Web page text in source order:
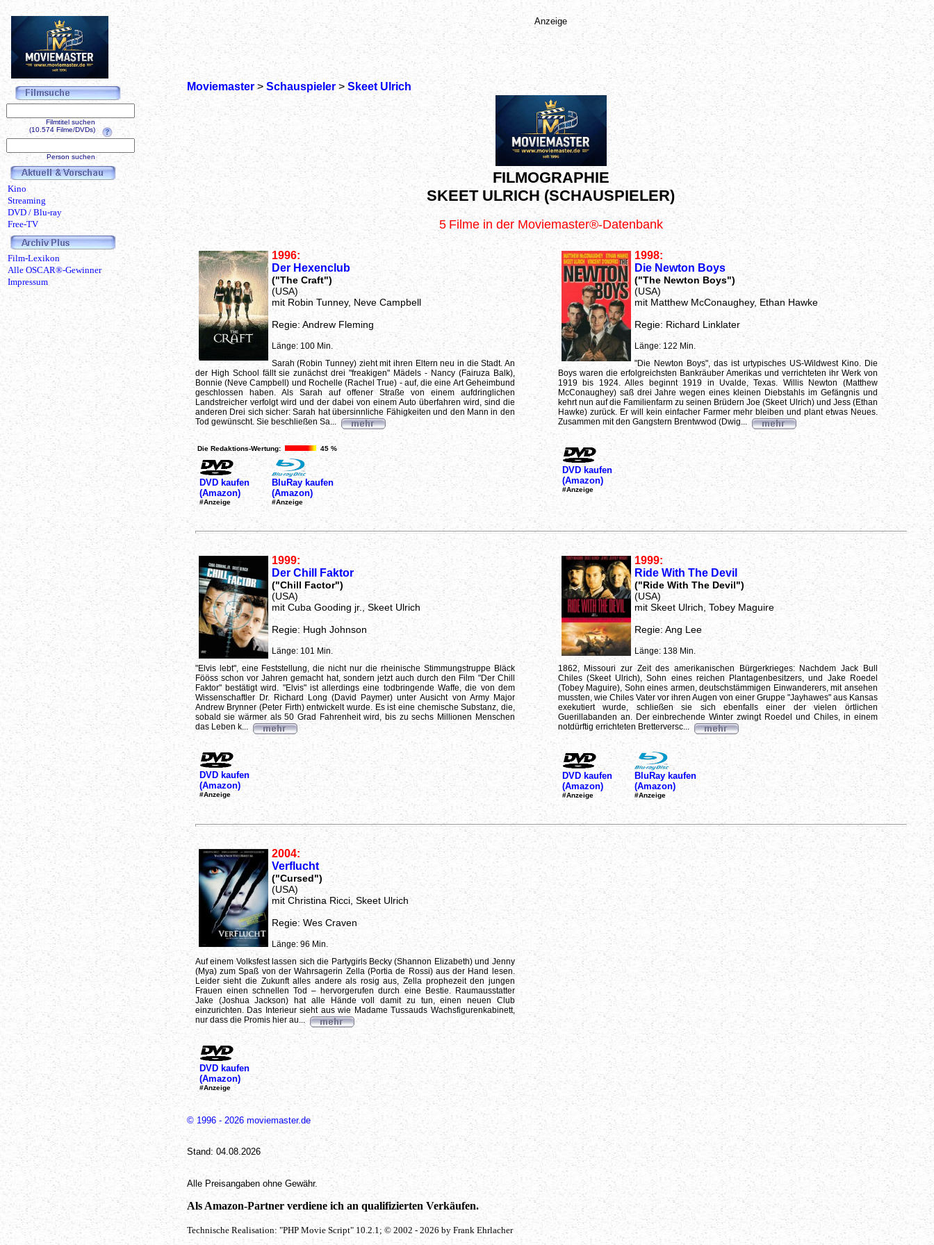
Moviemaster> Schauspieler> Skeet Ulrich
FILMOGRAPHIE
SKEET ULRICH (SCHAUSPIELER)
5 Filme in der Moviemaster®-Datenbank
1996:
Der Hexenclub
("The Craft")
(USA)
mit Robin Tunney, Neve Campbell
Regie: Andrew Fleming
Länge: 100 Min.
Sarah (Robin Tunney) zieht mit ihren Eltern neu in die Stadt. An
der High School fällt sie zunächst drei "freakigen" Mädels - Nancy (Fairuza Balk),
Bonnie (Neve Campbell) und Rochelle (Rachel True) - auf, die eine Art Geheimbund
geschlossen haben. Als Sarah auf offener Straße von einem aufdringlichen
Landstreicher verfolgt wird und der dabei von einem Auto überfahren wird, sind die
anderen Drei sich sicher: Sarah hat übersinnliche Fähigkeiten und den Mann in den
Tod gewünscht. Sie beschließen Sa...
Die Redaktions-Wertung: 45 %
DVD kaufen
(Amazon)
#Anzeige
BluRay kaufen
(Amazon)
#Anzeige
1998:
Die Newton Boys
("The Newton Boys")
(USA)
mit Matthew McConaughey, Ethan Hawke
Regie: Richard Linklater
Länge: 122 Min.
"Die Newton Boys", das ist urtypisches US-Wildwest Kino. Die
Boys waren die erfolgreichsten Bankräuber Amerikas und verrichteten ihr Werk von
1919 bis 1924. Alles beginnt 1919 in Uvalde, Texas. Willis Newton (Matthew
McConaughey) saß drei Jahre wegen eines kleinen Diebstahls im Gefängnis und
kehrt nun auf die Familienfarm zu seinen Brüdern Joe (Skeet Ulrich) und Jess (Ethan
Hawke) zurück. Er will kein einfacher Farmer mehr bleiben und plant etwas Neues.
Zusammen mit den Gangstern Brentwwod (Dwig...
DVD kaufen
(Amazon)
#Anzeige
1999:
Der Chill Faktor
("Chill Factor")
(USA)
mit Cuba Gooding jr., Skeet Ulrich
Regie: Hugh Johnson
Länge: 101 Min.
"Elvis lebt", eine Feststellung, die nicht nur die rheinische Stimmungstruppe Bläck
Fööss schon vor Jahren gemacht hat, sondern jetzt auch durch den Film "Der Chill
Faktor" bestätigt wird. "Elvis" ist allerdings eine todbringende Waffe, die von dem
Wissenschaftler Dr. Richard Long (David Paymer) unter Ausicht von Army Major
Andrew Brynner (Peter Firth) entwickelt wurde. Es ist eine chemische Substanz, die,
sobald sie wärmer als 50 Grad Fahrenheit wird, bis zu sechs Millionen Menschen
das Leben k...
DVD kaufen
(Amazon)
#Anzeige
1999:
Ride With The Devil
("Ride With The Devil")
(USA)
mit Skeet Ulrich, Tobey Maguire
Regie: Ang Lee
Länge: 138 Min.
1862, Missouri zur Zeit des amerikanischen Bürgerkrieges: Nachdem Jack Bull
Chiles (Skeet Ulrich), Sohn eines reichen Plantagenbesitzers, und Jake Roedel
(Tobey Maguire), Sohn eines armen, deutschstämmigen Einwanderers, mit ansehen
mussten, wie Chiles Vater vor ihren Augen von einer Gruppe "Jayhawes" aus Kansas
exekutiert wurde, schließen sie sich ebenfalls einer der vielen örtlichen
Guerillabanden an. Der einbrechende Winter zwingt Roedel und Chiles, in einem
notdürftig errichteten Bretterversc...
DVD kaufen
(Amazon)
#Anzeige
BluRay kaufen
(Amazon)
#Anzeige
2004:
Verflucht
("Cursed")
(USA)
mit Christina Ricci, Skeet Ulrich
Regie: Wes Craven
Länge: 96 Min.
Auf einem Volksfest lassen sich die Partygirls Becky (Shannon Elizabeth) und Jenny
(Mya) zum Spaß von der Wahrsagerin Zella (Portia de Rossi) aus der Hand lesen.
Leider sieht die Zukunft alles andere als rosig aus, Zella prophezeit den jungen
Frauen einen schnellen Tod – hervorgerufen durch eine Bestie. Raumausstatter
Jake (Joshua Jackson) hat alle Hände voll damit zu tun, einen neuen Club
einzurichten. Das Interieur sieht aus wie Madame Tussauds Wachsfigurenkabinett,
nur dass die Promis hier au...
DVD kaufen
(Amazon)
#Anzeige
© 1996 - 2026 moviemaster.de
Stand: 04.08.2026
Alle Preisangaben ohne Gewähr.
Als Amazon-Partner verdiene ich an qualifizierten Verkäufen.
Technische Realisation: "PHP Movie Script" 10.2.1; © 2002 - 2026 by Frank Ehrlacher
Anzeige
Filmtitel suchen
(10.574 Filme/DVDs)
Person suchen
Kino
Streaming
DVD / Blu-ray
Free-TV
Film-Lexikon
Alle OSCAR®-Gewinner
Impressum